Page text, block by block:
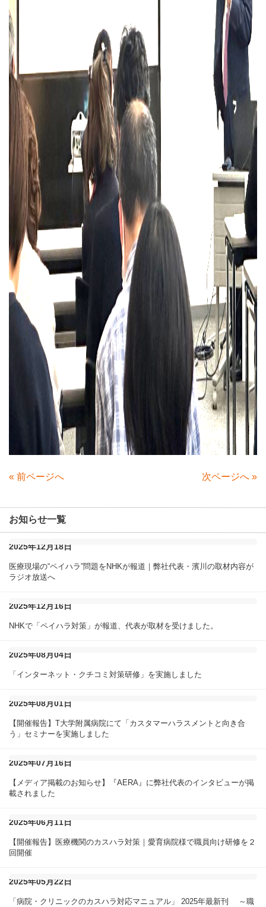
« 前ページへ 次ページへ »
お知らせ一覧
2025年12月18日
医療現場の“ペイハラ”問題をNHKが報道｜弊社代表・濱川の取材内容が
ラジオ放送へ
2025年12月16日
NHKで「ペイハラ対策」が報道、代表が取材を受けました。
2025年08月04日
「インターネット・クチコミ対策研修」を実施しました
2025年08月01日
【開催報告】T大学附属病院にて「カスタマーハラスメントと向き合
う」セミナーを実施しました
2025年07月16日
【メディア掲載のお知らせ】『AERA』に弊社代表のインタビューが掲
載されました
2025年06月11日
【開催報告】医療機関のカスハラ対策｜愛育病院様で職員向け研修を２
回開催
2025年05月22日
「病院・クリニックのカスハラ対応マニュアル」 2025年最新刊 ～職